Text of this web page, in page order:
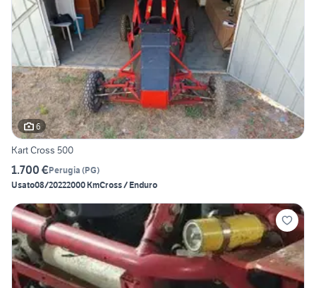
6
Kart Cross 500
1.700 €Perugia (PG)
Usato08/20222000 KmCross / Enduro